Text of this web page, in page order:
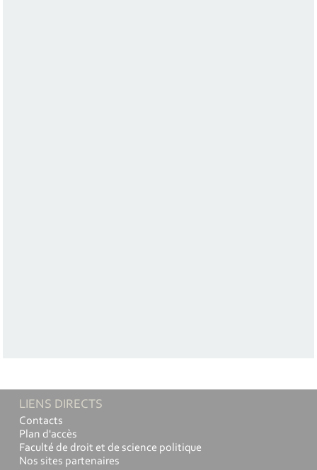
LIENS DIRECTS
Contacts
Plan d'accès
Faculté de droit et de science politique
Nos sites partenaires